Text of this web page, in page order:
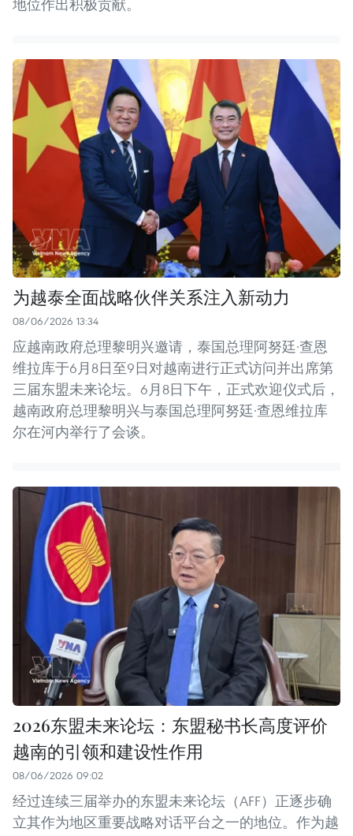
地位作出积极贡献。
为越泰全面战略伙伴关系注入新动力
08/06/2026 13:34
应越南政府总理黎明兴邀请，泰国总理阿努廷·查恩
维拉库于6月8日至9日对越南进行正式访问并出席第
三届东盟未来论坛。6月8日下午，正式欢迎仪式后，
越南政府总理黎明兴与泰国总理阿努廷·查恩维拉库
尔在河内举行了会谈。
2026东盟未来论坛：东盟秘书长高度评价
越南的引领和建设性作用
08/06/2026 09:02
经过连续三届举办的东盟未来论坛（AFF）正逐步确
立其作为地区重要战略对话平台之一的地位。作为越